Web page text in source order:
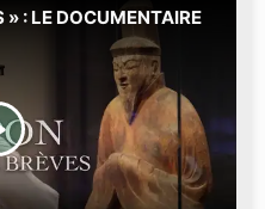
» : LE DOCUMENTAIRE